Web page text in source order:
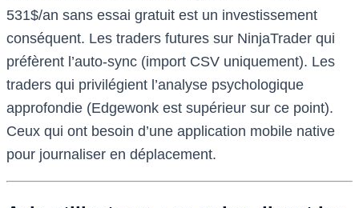
531$/an sans essai gratuit est un investissement
conséquent. Les traders futures sur NinjaTrader qui
préfèrent l’auto-sync (import CSV uniquement). Les
traders qui privilégient l’analyse psychologique
approfondie (Edgewonk est supérieur sur ce point).
Ceux qui ont besoin d’une application mobile native
pour journaliser en déplacement.